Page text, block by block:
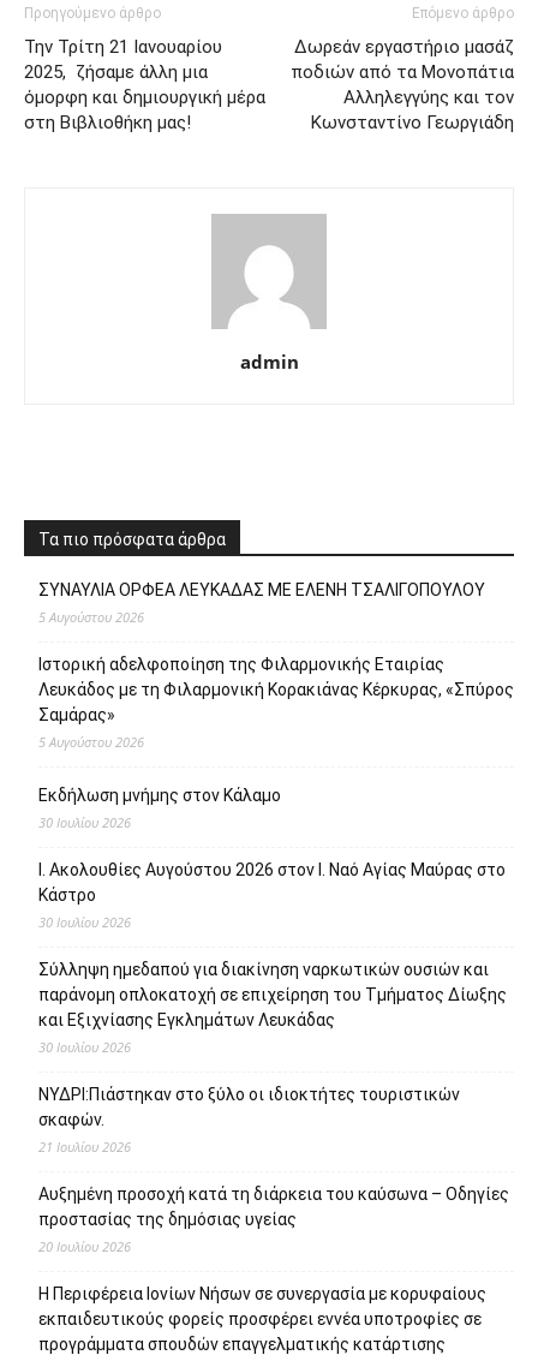
Προηγούμενο άρθρο
Την Τρίτη 21 Ιανουαρίου
2025, ζήσαμε άλλη μια
όμορφη και δημιουργική μέρα
στη Βιβλιοθήκη μας!
Επόμενο άρθρο
Δωρεάν εργαστήριο μασάζ
ποδιών από τα Μονοπάτια
Αλληλεγγύης και τον
Κωνσταντίνο Γεωργιάδη
admin
Τα πιο πρόσφατα άρθρα
ΣΥΝΑΥΛΙΑ ΟΡΦΕΑ ΛΕΥΚΑΔΑΣ ΜΕ ΕΛΕΝΗ ΤΣΑΛΙΓΟΠΟΥΛΟΥ
5 Αυγούστου 2026
Ιστορική αδελφοποίηση της Φιλαρμονικής Εταιρίας
Λευκάδος με τη Φιλαρμονική Κορακιάνας Κέρκυρας, «Σπύρος
Σαμάρας»
5 Αυγούστου 2026
Εκδήλωση μνήμης στον Κάλαμο
30 Ιουλίου 2026
Ι. Ακολουθίες Αυγούστου 2026 στον Ι. Ναό Αγίας Μαύρας στο
Κάστρο
30 Ιουλίου 2026
Σύλληψη ημεδαπού για διακίνηση ναρκωτικών ουσιών και
παράνομη οπλοκατοχή σε επιχείρηση του Τμήματος Δίωξης
και Εξιχνίασης Εγκλημάτων Λευκάδας
30 Ιουλίου 2026
ΝΥΔΡΙ:Πιάστηκαν στο ξύλο οι ιδιοκτήτες τουριστικών
σκαφών.
21 Ιουλίου 2026
Αυξημένη προσοχή κατά τη διάρκεια του καύσωνα – Οδηγίες
προστασίας της δημόσιας υγείας
20 Ιουλίου 2026
Η Περιφέρεια Ιονίων Νήσων σε συνεργασία με κορυφαίους
εκπαιδευτικούς φορείς προσφέρει εννέα υποτροφίες σε
προγράμματα σπουδών επαγγελματικής κατάρτισης